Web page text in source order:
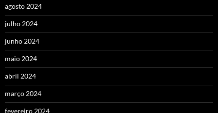
agosto 2024
julho 2024
junho 2024
maio 2024
abril 2024
março 2024
fevereiro 2024